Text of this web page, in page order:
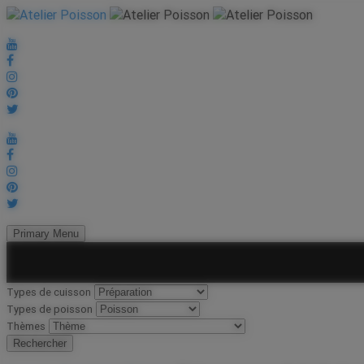
Primary Menu
Types de cuisson
Types de poisson
Thèmes
Rechercher